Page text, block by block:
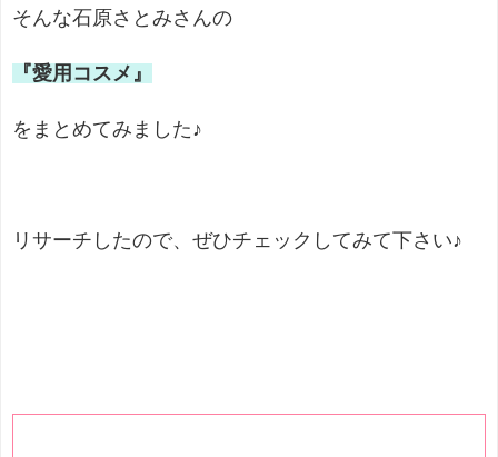
そんな石原さとみさんの
『愛用コスメ』
をまとめてみました♪
リサーチしたので、ぜひチェックしてみて下さい♪